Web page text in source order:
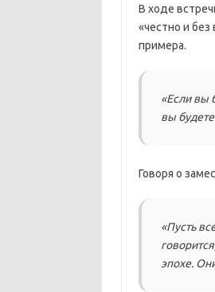
В ходе
«честно и
примера.
«Если вы
вы
Говоря о
«Пусть
эпохе.